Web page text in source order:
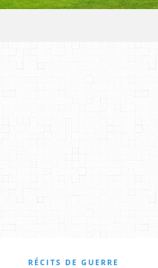
RÉCITS DE GUERRE